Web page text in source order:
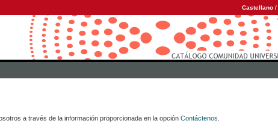
Castellano /
a través de la información proporcionada en la opción Contáctenos